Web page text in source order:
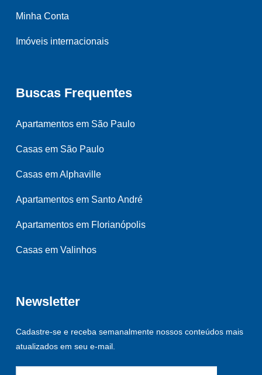
Minha Conta
Imóveis internacionais
Buscas Frequentes
Apartamentos em São Paulo
Casas em São Paulo
Casas em Alphaville
Apartamentos em Santo André
Apartamentos em Florianópolis
Casas em Valinhos
Newsletter
Cadastre-se e receba semanalmente nossos conteúdos mais
atualizados em seu e-mail.